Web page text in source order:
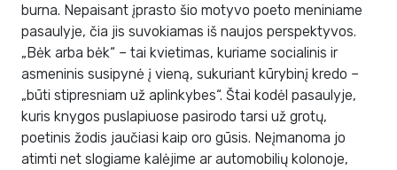
burna. Nepaisant įprasto šio motyvo poeto meniniame
pasaulyje, čia jis suvokiamas iš naujos perspektyvos.
„Bėk arba bėk“ – tai kvietimas, kuriame socialinis ir
asmeninis susipynė į vieną, sukuriant kūrybinį kredo –
„būti stipresniam už aplinkybes“. Štai kodėl pasaulyje,
kuris knygos puslapiuose pasirodo tarsi už grotų,
poetinis žodis jaučiasi kaip oro gūsis. Neįmanoma jo
atimti net slogiame kalėjime ar automobilių kolonoje,